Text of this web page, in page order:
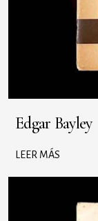
Edgar Bayley
LEER MÁS